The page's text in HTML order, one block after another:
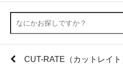
CUT-RATE（カットレイト